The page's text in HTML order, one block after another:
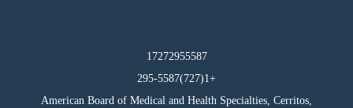
17272955587
295-5587(727)1+
American Board of Medical and Health Specialties, Cerritos,